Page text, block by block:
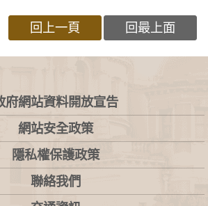
回上一頁 回最上面
府網站資料開放宣告
網站安全政策
隱私權保護政策
聯絡我們